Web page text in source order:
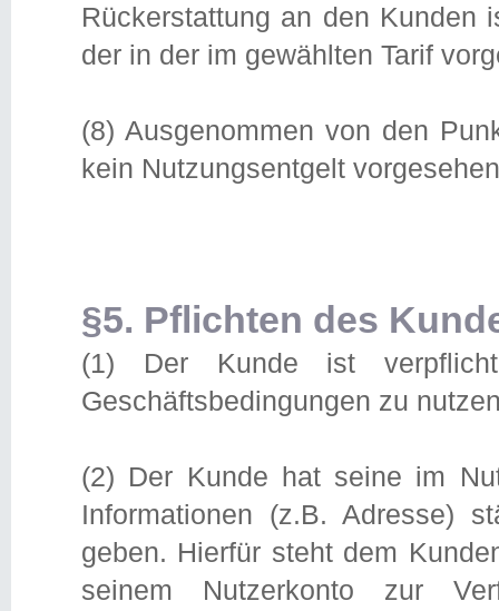
Rückerstattung an den Kunden
der in der im gewählten Tarif
(8) Ausgenommen von den
kein Nutzungsentgelt
§5. Pflichten des
(1) Der Kunde ist
Geschäftsbedingungen zu
(2) Der Kunde hat seine im
Informationen (z.B. Adresse)
geben. Hierfür steht dem
seinem Nutzerkonto zur